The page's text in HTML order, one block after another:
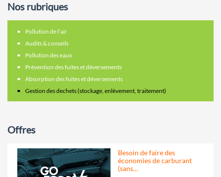
Nos rubriques
Pollution de l'air
Audits & conseils
Pollution des eaux
Prévention des fuites et déversements
Absorption des fuites et déversements
Gestion des dechets (stockage, enlèvement, traitement)
Offres
Besoin de faire des
économies de carburant
(sans…